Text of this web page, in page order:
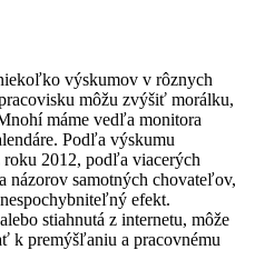
výskumov v rôznych
môžu zvýšiť morálku,
máme vedľa monitora
Podľa výskumu
2012, podľa viacerých
názorov samotných chovateľov,
efekt.
stiahnutá z internetu, môže
k premýšľaniu a pracovnému